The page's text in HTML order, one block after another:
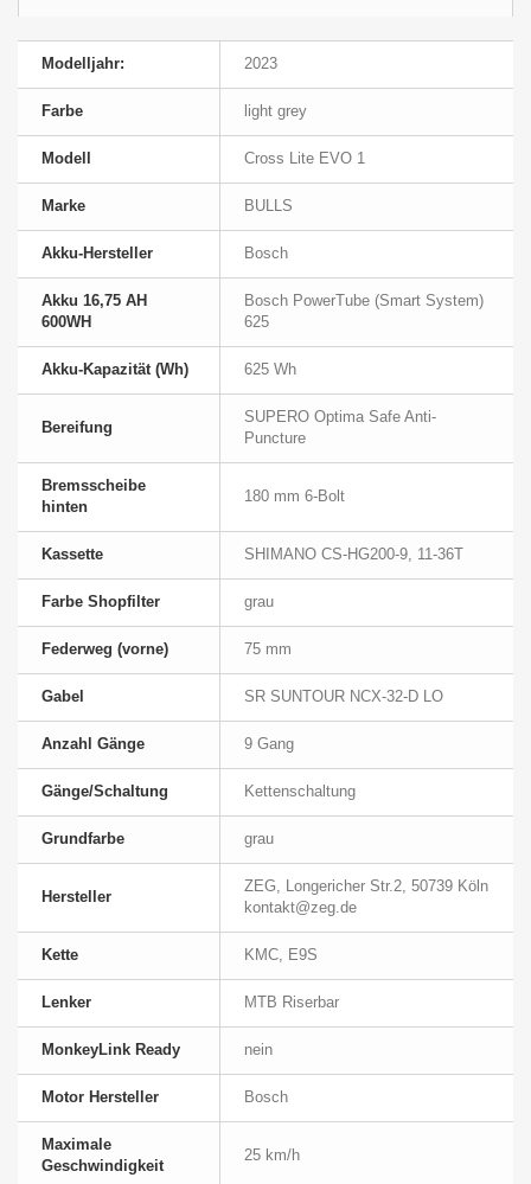
Modelljahr: 2023
Farbe light grey
Modell Cross Lite EVO 1
Marke BULLS
Akku-Hersteller Bosch
Akku 16,75 AH
600WH
Bosch PowerTube (Smart System)
625
Akku-Kapazität (Wh) 625 Wh
Bereifung
SUPERO Optima Safe Anti-
Puncture
Bremsscheibe
hinten
180 mm 6-Bolt
Kassette SHIMANO CS-HG200-9, 11-36T
Farbe Shopfilter grau
Federweg (vorne) 75 mm
Gabel SR SUNTOUR NCX-32-D LO
Anzahl Gänge 9 Gang
Gänge/Schaltung Kettenschaltung
Grundfarbe grau
Hersteller
ZEG, Longericher Str.2, 50739 Köln
kontakt@zeg.de
Kette KMC, E9S
Lenker MTB Riserbar
MonkeyLink Ready nein
Motor Hersteller Bosch
Maximale
Geschwindigkeit
25 km/h